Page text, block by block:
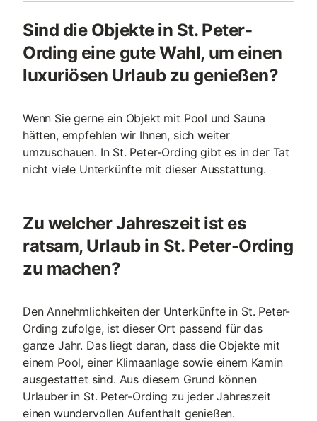
Sind die Objekte in St. Peter-
Ording eine gute Wahl, um einen
luxuriösen Urlaub zu genießen?
Wenn Sie gerne ein Objekt mit Pool und Sauna
hätten, empfehlen wir Ihnen, sich weiter
umzuschauen. In St. Peter-Ording gibt es in der Tat
nicht viele Unterkünfte mit dieser Ausstattung.
Zu welcher Jahreszeit ist es
ratsam, Urlaub in St. Peter-Ording
zu machen?
Den Annehmlichkeiten der Unterkünfte in St. Peter-
Ording zufolge, ist dieser Ort passend für das
ganze Jahr. Das liegt daran, dass die Objekte mit
einem Pool, einer Klimaanlage sowie einem Kamin
ausgestattet sind. Aus diesem Grund können
Urlauber in St. Peter-Ording zu jeder Jahreszeit
einen wundervollen Aufenthalt genießen.